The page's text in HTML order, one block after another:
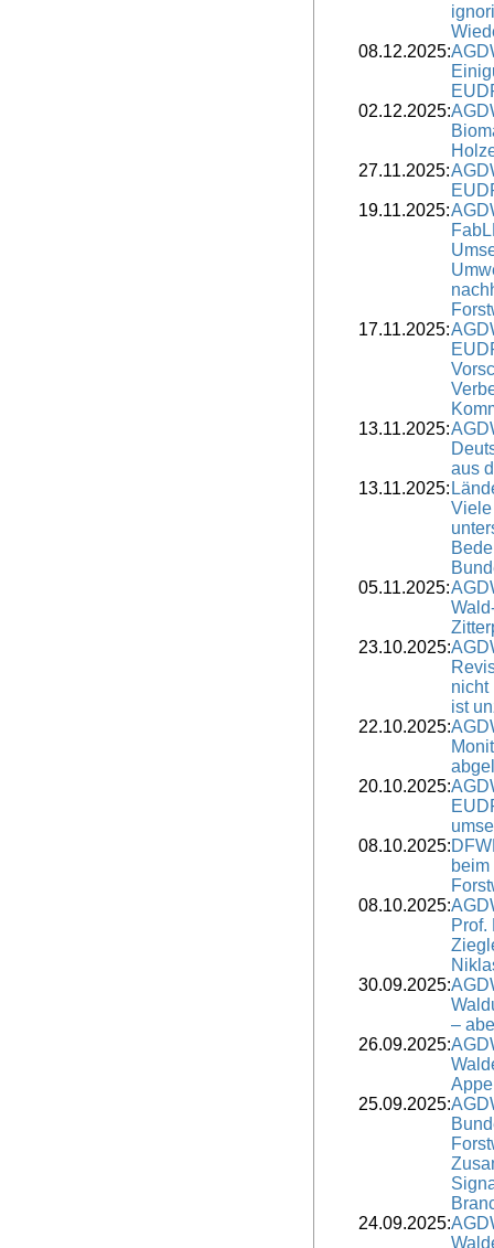
08.12.2025:
02.12.2025:
27.11.2025:
19.11.2025:
17.11.2025:
13.11.2025:
aus
13.11.2025:
05.11.2025:
23.10.2025:
nicht
ist
22.10.2025:
20.10.2025:
08.10.2025:
08.10.2025:
Prof.
30.09.2025:
–
26.09.2025:
25.09.2025:
24.09.2025: